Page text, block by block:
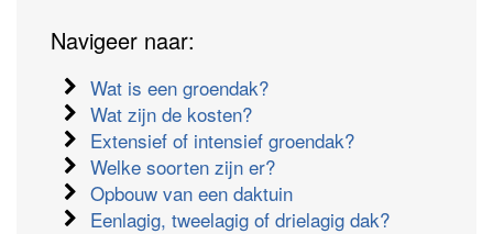
Navigeer naar:
Wat is een groendak?
Wat zijn de kosten?
Extensief of intensief groendak?
Welke soorten zijn er?
Opbouw van een daktuin
Eenlagig, tweelagig of drielagig dak?